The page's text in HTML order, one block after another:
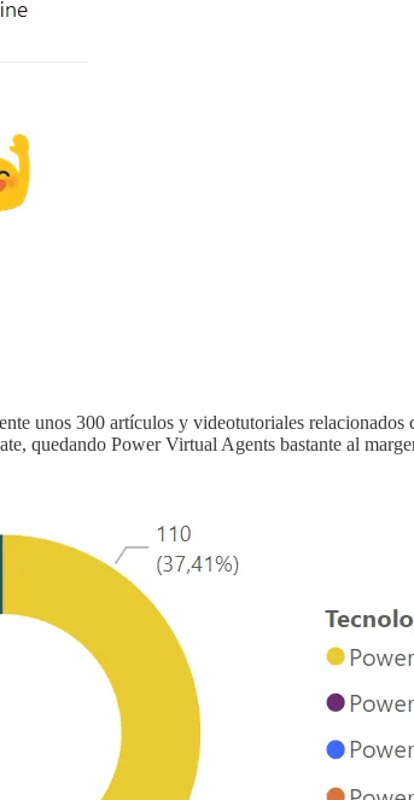
unos 300 artículos y videotutoriales
quedando Power Virtual Agents bastante al